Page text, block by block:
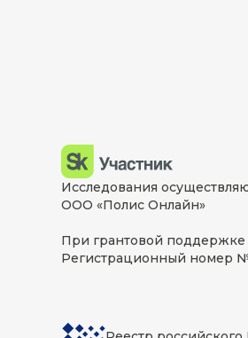
Исследования
ООО «Полис Онлайн»
При грантовой поддержке
Регистрационный номер